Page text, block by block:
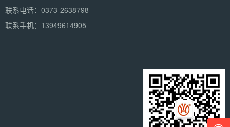
联系电话：0373-2638798
联系手机：13949614905